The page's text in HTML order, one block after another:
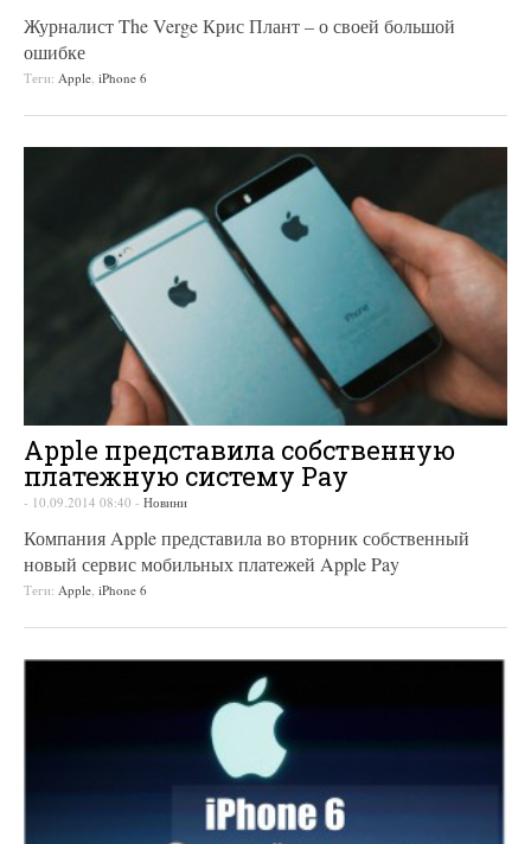
Журналист The Verge Крис Плант – о своей большой
ошибке
Теги: Apple iPhone 6
Apple представила собственную
платежную систему Pay
- 10.09.2014 08:40 - Новини
Компания Apple представила во вторник собственный
новый сервис мобильных платежей Apple Pay
Теги: Apple, iPhone 6